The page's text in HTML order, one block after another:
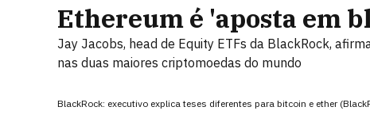
Ethereum é 'aposta em
Jay Jacobs, head de Equity ETFs da BlackRock,
nas duas maiores criptomoedas do mundo
BlackRock: executivo explica teses diferentes para bitcoin e ether